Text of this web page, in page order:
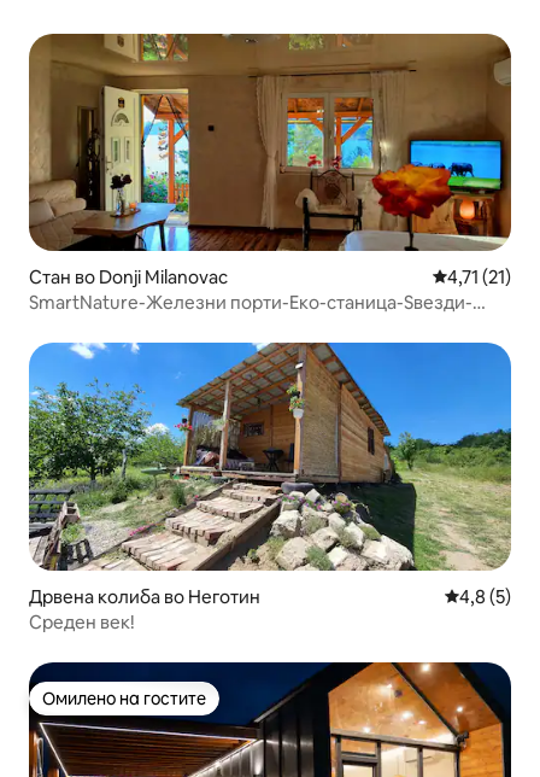
Стан во Donji Milanovac Просечна
4,71 (21)
SmartNature-Железни порти-Еко-станица-Ѕвезди-
Дрвена колиба во Неготин Просечна
4,8 (5)
Среден век!
Омилено на гостите
Омилено на гостите